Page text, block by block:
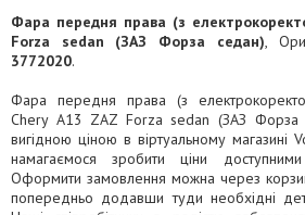
Фара передня права (з
Forza sedan (ЗАЗ Форза седан),
3772020.
Фара передня права (з
Chery A13 ZAZ Forza sedan (ЗАЗ Форза
вигідною ціною в віртуальному магазині
намагаємося зробити ціни
Оформити замовлення можна через
попередньо додавши туди необхідні